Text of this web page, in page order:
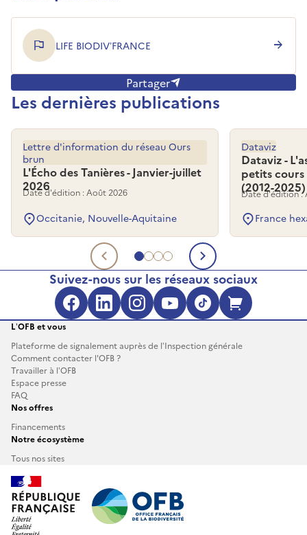
LIFE BIODIV’FRANCE
Partager
Les dernières publications
Aller au document 1
Aller au document 2
Aller au document 3
Aller au document 4
L'Écho des Tanières - Janvier-juillet
2026
Lettre d'information du réseau Ours
brun
Date d'édition : Août 2026
Occitanie, Nouvelle-Aquitaine
Dataviz -
petits cours
(2012-2025)
Dataviz
Date d'édition :
France
Document précédent
Document
Suivez-nous sur les réseaux sociaux
Facebook (s'ouvre dans une
LinkedIn (s'ouvre dans
Instagram (s'ouvre
YouTube
TikTok
L’OFB et vous
Plateforme de signalement auprès de l’Inspection générale
Comment contacter l'OFB ?
Travailler à l’OFB
Espace presse
FAQ
Nos offres
Financements
Notre écosystème
Tous nos sites